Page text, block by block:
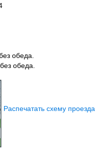
обеда.
обеда.
Распечатать схему проезда